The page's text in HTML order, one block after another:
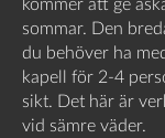
sommar. Den
du behöver ha
kapell för 2-4
sikt. Det här är
vid sämre väder.